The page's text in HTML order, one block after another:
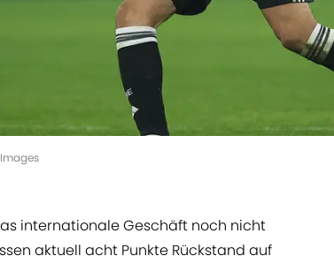
internationale Geschäft noch nicht
aktuell acht Punkte Rückstand auf